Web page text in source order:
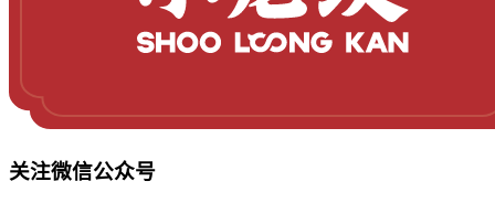
关注微信公众号